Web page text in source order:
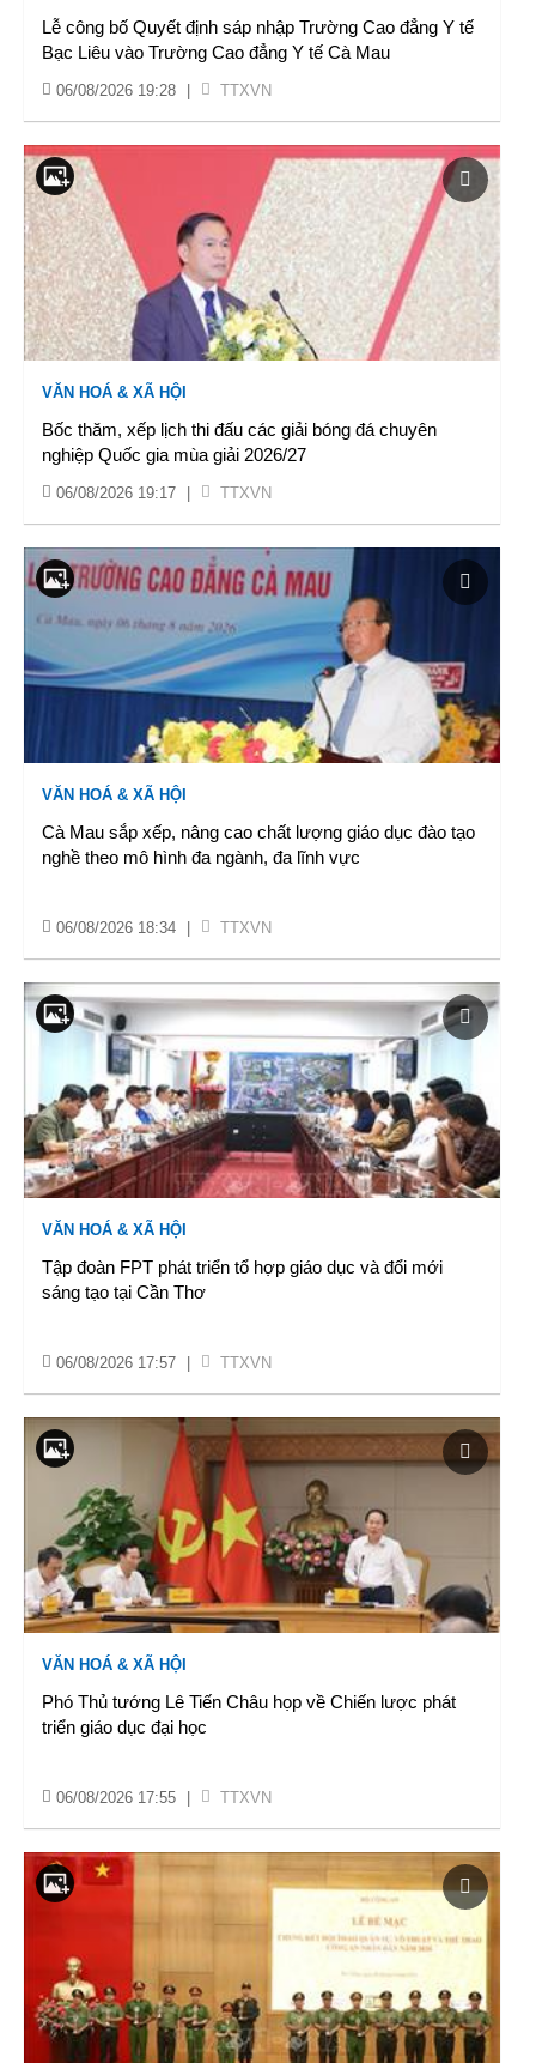
Lễ công bố Quyết định sáp nhập Trường Cao đẳng Y tế
Bạc Liêu vào Trường Cao đẳng Y tế Cà Mau
06/08/2026 19:28 TTXVN
VĂN HOÁ & XÃ HỘI
Bốc thăm, xếp lịch thi đấu các giải bóng đá chuyên
nghiệp Quốc gia mùa giải 2026/27
06/08/2026 19:17 TTXVN
VĂN HOÁ & XÃ HỘI
Cà Mau sắp xếp, nâng cao chất lượng giáo dục đào tạo
nghề theo mô hình đa ngành, đa lĩnh vực
06/08/2026 18:34 TTXVN
VĂN HOÁ & XÃ HỘI
Tập đoàn FPT phát triển tổ hợp giáo dục và đổi mới
sáng tạo tại Cần Thơ
06/08/2026 17:57 TTXVN
VĂN HOÁ & XÃ HỘI
Phó Thủ tướng Lê Tiến Châu họp về Chiến lược phát
triển giáo dục đại học
06/08/2026 17:55 TTXVN